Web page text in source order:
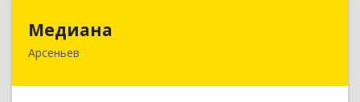
Медиана
Арсеньев